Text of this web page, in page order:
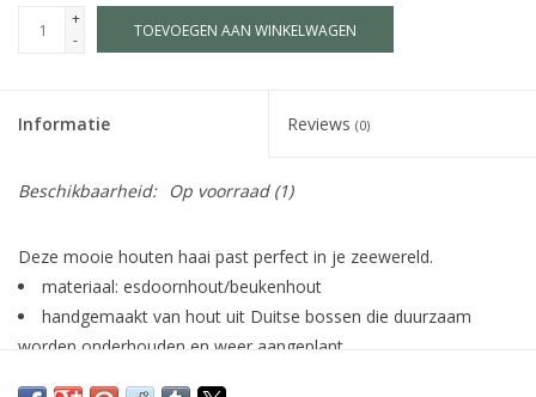
+
-
TOEVOEGEN AAN WINKELWAGEN
Informatie Reviews (0)
Beschikbaarheid: Op voorraad(1)
Deze mooie houten haai past perfect in je zeewereld.
materiaal: esdoornhout/beukenhout
handgemaakt van hout uit Duitse bossen die duurzaam
worden onderhouden en weer aangeplant